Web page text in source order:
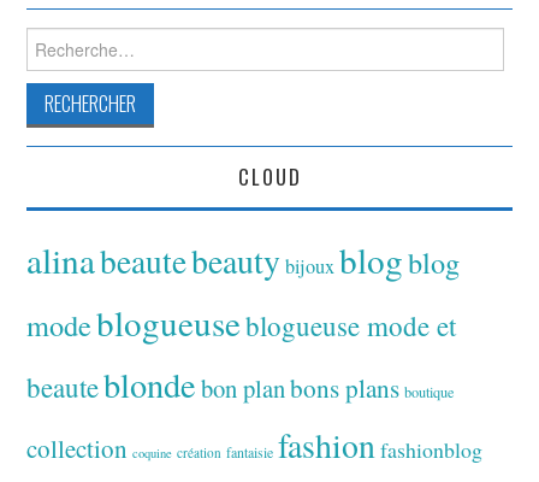
Rechercher :
CLOUD
alinabeautebeauty bijoux blogblog
modeblogueuseblogueuse mode et
beauteblondebon planbons plans boutique
collection coquine création fantaisie fashionfashionblog